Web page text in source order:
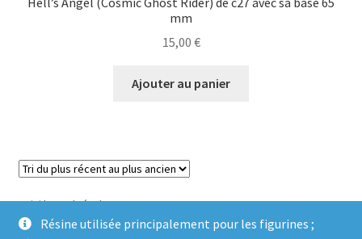
Résine utilisée principalement pour les figurines ;
mm
15,00 €
Ajouter au panier
Voici le seul résultat